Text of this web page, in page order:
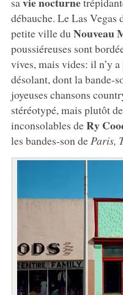
débauche. Le Las Vegas
petite ville du Nouveau
poussiéreuses sont
vives, mais vides: il n’y
désolant, dont la bande-
joyeuses chansons
stéréotypé, mais plutôt
inconsolables deRy
les bandes-son de Paris,